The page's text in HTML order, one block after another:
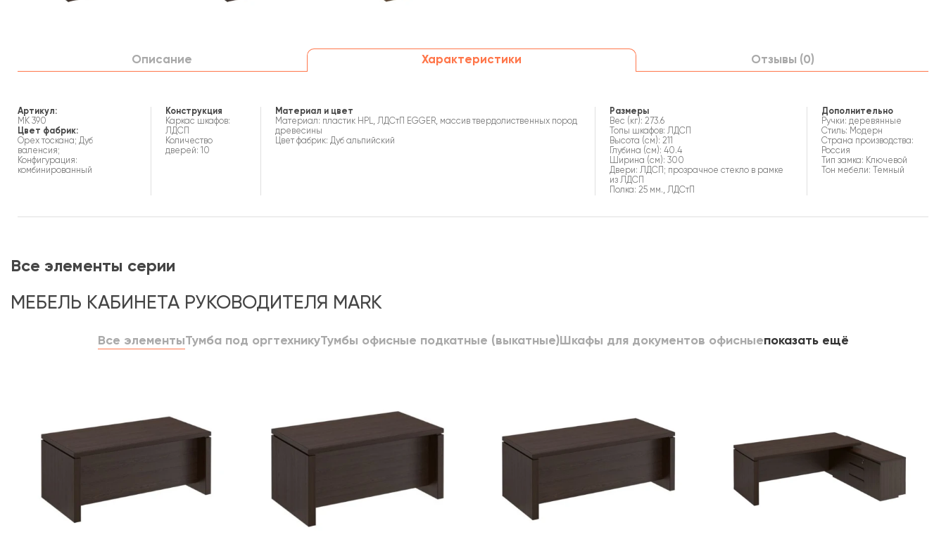
Описание Характеристики Отзывы (0)
Артикул:
МК 390
Цвет фабрик:
Орех тоскана; Дуб
валенсия;
Конфигурация:
комбинированный
Конструкция
Каркас шкафов:
ЛДСП
Количество
дверей: 10
Материал и цвет
Материал: пластик HPL, ЛДСтП EGGER, массив твердолиственных пород
древесины
Цвет фабрик: Дуб альпийский
Размеры
Вес (кг): 273.6
Топы шкафов: ЛДСП
Высота (см): 211
Глубина (см): 40.4
Ширина (см): 300
Двери: ЛДСП; прозрачное стекло в рамке
из ЛДСП
Полка: 25 мм., ЛДСтП
Дополнительно
Ручки: деревянные
Стиль: Модерн
Страна производства:
Россия
Тип замка: Ключевой
Тон мебели: Темный
Все элементы серии
МЕБЕЛЬ КАБИНЕТА РУКОВОДИТЕЛЯ MARK
Все элементыТумба под оргтехникуТумбы офисные подкатные (выкатные)Шкафы для документов офисныепоказать ещё